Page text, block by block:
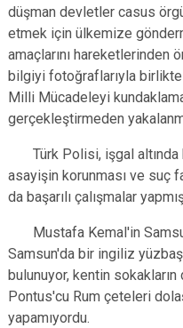
düşman devletler casus
etmek için ülkemize
amaçlarını hareketlerinden
bilgiyi fotoğraflarıyla birlikte
Milli Mücadeleyi
gerçekleştirmeden
Türk Polisi, işgal altında
asayişin korunması ve suç
da başarılı çalışmalar
Mustafa Kemal'in
Samsun'da bir ingiliz
bulunuyor, kentin sokakların
Pontus'cu Rum çeteleri
yapamıyordu.